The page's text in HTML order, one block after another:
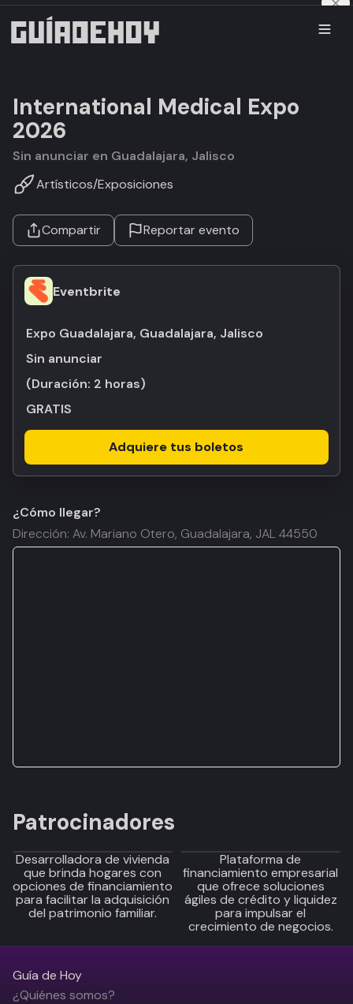
International Medical Expo
2026
Sin anunciar en Guadalajara, Jalisco
Artísticos/Exposiciones
Compartir Reportar evento
Eventbrite
Expo Guadalajara, Guadalajara, Jalisco
Sin anunciar
(Duración: 2 horas)
GRATIS
Adquiere tus boletos
¿Cómo llegar?
Dirección: Av. Mariano Otero, Guadalajara, JAL 44550
Patrocinadores
Desarrolladora de vivienda
que brinda hogares con
opciones de financiamiento
para facilitar la adquisición
del patrimonio familiar.
Plataforma de
financiamiento empresarial
que ofrece soluciones
ágiles de crédito y liquidez
para impulsar el
crecimiento de negocios.
Guía de Hoy
¿Quiénes somos?